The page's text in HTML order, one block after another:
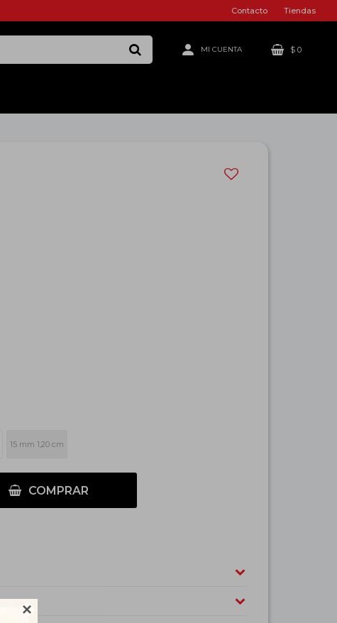

$ 0
Contacto Tiendas
15 mm 1,20 cm
COMPRAR